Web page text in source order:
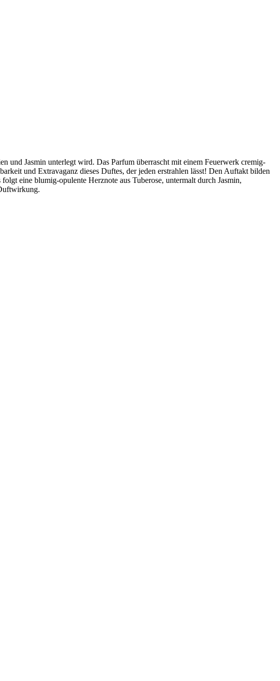
und Jasmin unterlegt wird. Das Parfum überrascht mit einem Feuerwerk cremig-
und Extravaganz dieses Duftes, der jeden erstrahlen lässt! Den Auftakt bilden
eine blumig-opulente Herznote aus Tuberose, untermalt durch Jasmin,